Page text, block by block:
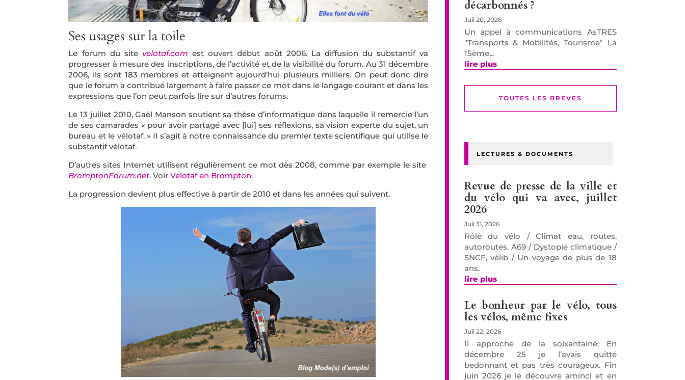
Ses usages sur la toile
Le forum du site velotaf.com est ouvert début août 2006. La diffusion du substantif va
progresser à mesure des inscriptions, de l’activité et de la visibilité du forum. Au 31 décembre
2006, ils sont 183 membres et atteignent aujourd’hui plusieurs milliers. On peut donc dire
que le forum a contribué largement à faire passer ce mot dans le langage courant et dans les
expressions que l’on peut parfois lire sur d’autres forums.
Le 13 juillet 2010, Gaël Manson soutient sa thèse d’informatique dans laquelle il remercie l’un
de ses camarades « pour avoir partagé avec [lui] ses réflexions, sa vision experte du sujet, un
bureau et le vélotaf. » Il s’agit à notre connaissance du premier texte scientifique qui utilise le
substantif vélotaf.
D’autres sites Internet utilisent régulièrement ce mot dès 2008, comme par exemple le site
BromptonForum.net. VoirVelotaf en Brompton.
La progression devient plus effective à partir de 2010 et dans les années qui suivent.
décarbonnés ?
Juil 20, 2026
Un appel à communications AsTRES
"Transports & Mobilités, Tourisme" La
15ème...
lire plus
TOUTES LES BREVES
LECTURES & DOCUMENTS
Revue de presse de la ville et
du vélo qui va avec, juillet
2026
Juil 31, 2026
Rôle du vélo / Climat eau, routes,
autoroutes, A69 / Dystopie climatique /
SNCF, vélib / Un voyage de plus de 18
ans.
lire plus
Le bonheur par le vélo, tous
les vélos, même fixes
Juil 22, 2026
Il approche de la soixantaine. En
décembre 25 je l’avais quitté
bedonnant et pas très courageux. Fin
juin 2026 je le découvre aminci et en